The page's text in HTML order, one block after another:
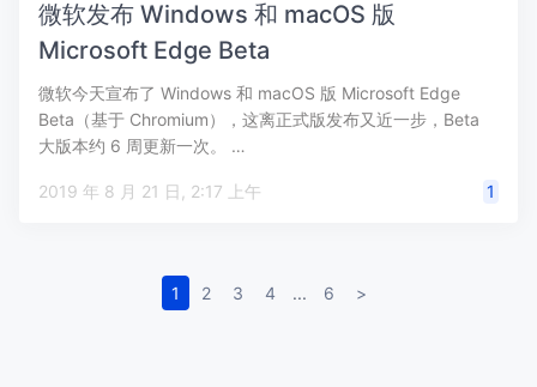
微软发布 Windows 和 macOS 版
Microsoft Edge Beta
微软今天宣布了 Windows 和 macOS 版 Microsoft Edge
Beta（基于 Chromium），这离正式版发布又近一步，Beta
大版本约 6 周更新一次。 …
2019 年 8 月 21 日, 2:17 上午 1
1 2 3 4 ... 6 >